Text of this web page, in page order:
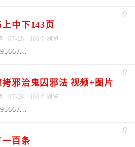
0
中下143页
| 07-28 | 106个浏览
0
拷邪治鬼囚邪法 视频+图片
| 07-28 | 100个浏览
0
一百条